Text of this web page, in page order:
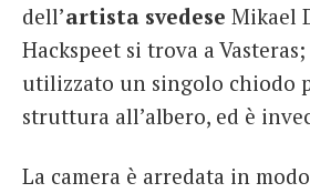
dell’artista svedese Mikael
Hackspeet si trova a
utilizzato un singolo chiodo
struttura all’albero, ed è
La camera è arredata in